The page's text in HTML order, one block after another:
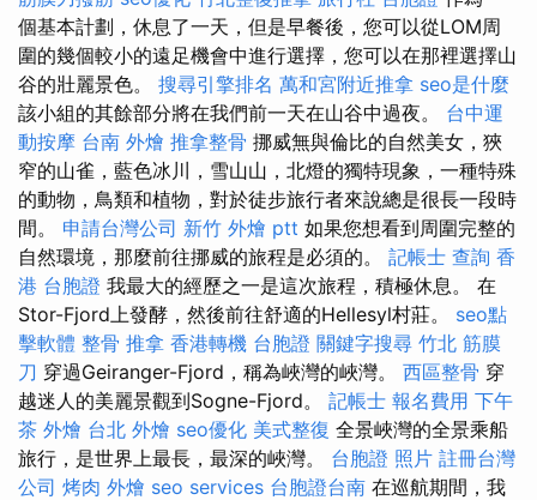
個基本計劃，休息了一天，但是早餐後，您可以從LOM周
圍的幾個較小的遠足機會中進行選擇，您可以在那裡選擇山
谷的壯麗景色。 搜尋引擎排名 萬和宮附近推拿 seo是什麼
該小組的其餘部分將在我們前一天在山谷中過夜。 台中運
動按摩 台南 外燴 推拿整骨 挪威無與倫比的自然美女，狹
窄的山雀，藍色冰川，雪山山，北燈的獨特現象，一種特殊
的動物，鳥類和植物，對於徒步旅行者來說總是很長一段時
間。 申請台灣公司 新竹 外燴 ptt 如果您想看到周圍完整的
自然環境，那麼前往挪威的旅程是必須的。 記帳士 查詢 香
港 台胞證 我最大的經歷之一是這次旅程，積極休息。 在
Stor-Fjord上發酵，然後前往舒適的Hellesyl村莊。 seo點
擊軟體 整骨 推拿 香港轉機 台胞證 關鍵字搜尋 竹北 筋膜
刀 穿過Geiranger-Fjord，稱為峽灣的峽灣。 西區整骨 穿
越迷人的美麗景觀到Sogne-Fjord。 記帳士 報名費用 下午
茶 外燴 台北 外燴 seo優化 美式整復 全景峽灣的全景乘船
旅行，是世界上最長，最深的峽灣。 台胞證 照片 註冊台灣
公司 烤肉 外燴 seo services 台胞證台南 在巡航期間，我